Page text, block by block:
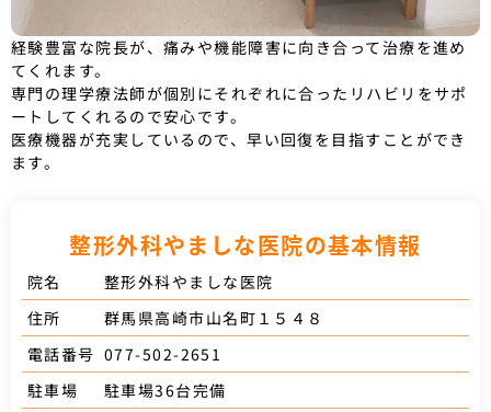
経験豊富な院長が、痛みや機能障害に向き合って治療を進め
てくれます。
専門の理学療法師が個別にそれぞれに合ったリハビリをサポ
ートしてくれるので安心です。
医療機器が充実しているので、早い回復を目指すことができ
ます。
整形外科やましな医院の基本情報
院名
整形外科やましな医院
住所
群馬県高崎市山名町１５４８
電話番号 077-502-2651
駐車場
駐車場36台完備